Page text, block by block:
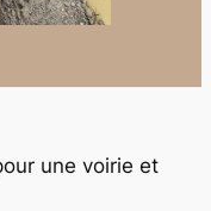
une voirie et